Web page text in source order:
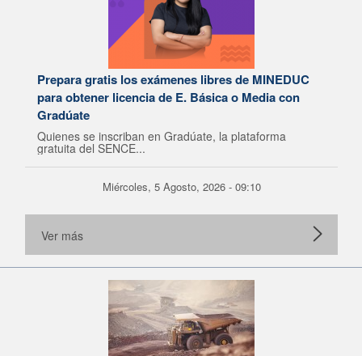
Prepara gratis los exámenes libres de MINEDUC
para obtener licencia de E. Básica o Media con
Gradúate
Quienes se inscriban en Gradúate, la plataforma
gratuita del SENCE...
Miércoles, 5 Agosto, 2026 - 09:10
Ver más